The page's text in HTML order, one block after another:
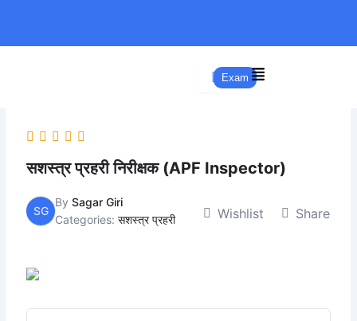
content
Exam
सशस्त्र प्रहरी निरीक्षक (APF Inspector)
SG
BySagar Giri
Categories:सशस्त्र प्रहरी Wishlist Share